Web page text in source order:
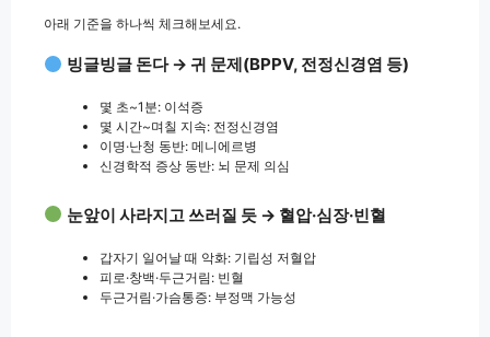
아래 기준을 하나씩 체크해보세요.
빙글빙글 돈다 → 귀 문제(BPPV, 전정신경염 등)
몇 초~1분: 이석증
몇 시간~며칠 지속: 전정신경염
이명·난청 동반: 메니에르병
신경학적 증상 동반: 뇌 문제 의심
눈앞이 사라지고 쓰러질 듯 → 혈압·심장·빈혈
갑자기 일어날 때 악화: 기립성 저혈압
피로·창백·두근거림: 빈혈
두근거림·가슴통증: 부정맥 가능성